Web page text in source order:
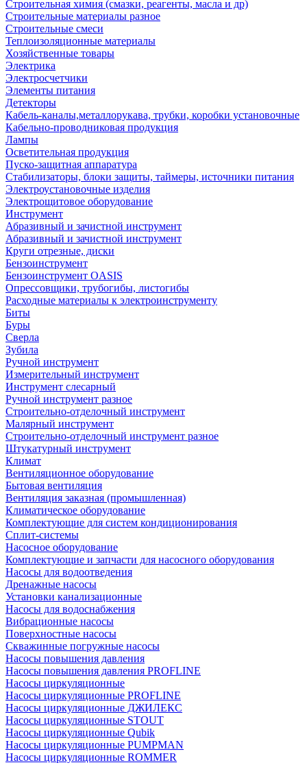
Строительная химия (смазки, реагенты, масла и др)
Строительные материалы разное
Строительные смеси
Теплоизоляционные материалы
Хозяйственные товары
Электрика
Электросчетчики
Элементы питания
Детекторы
Кабель-каналы,металлорукава, трубки, коробки установочные
Кабельно-проводниковая продукция
Лампы
Осветительная продукция
Пуско-защитная аппаратура
Стабилизаторы, блоки защиты, таймеры, источники питания
Электроустановочные изделия
Электрощитовое оборудование
Инструмент
Абразивный и зачистной инструмент
Абразивный и зачистной инструмент
Круги отрезные, диски
Бензоинструмент
Бензоинструмент OASIS
Опрессовщики, трубогибы, листогибы
Расходные материалы к электроинструменту
Биты
Буры
Сверла
Зубила
Ручной инструмент
Измерительный инструмент
Инструмент слесарный
Ручной инструмент разное
Строительно-отделочный инструмент
Малярный инструмент
Строительно-отделочный инструмент разное
Штукатурный инструмент
Климат
Вентиляционное оборудование
Бытовая вентиляция
Вентиляция заказная (промышленная)
Климатическое оборудование
Комплектующие для систем кондиционирования
Сплит-системы
Насосное оборудование
Комплектующие и запчасти для насосного оборудования
Насосы для водоотведения
Дренажные насосы
Установки канализационные
Насосы для водоснабжения
Вибрационные насосы
Поверхностные насосы
Скважинные погружные насосы
Насосы повышения давления
Насосы повышения давления PROFLINE
Насосы циркуляционные
Насосы циркуляционные PROFLINE
Насосы циркуляционные ДЖИЛЕКС
Насосы циркуляционные STOUT
Насосы циркуляционные Qubik
Насосы циркуляционные PUMPMAN
Насосы циркуляционные ROMMER